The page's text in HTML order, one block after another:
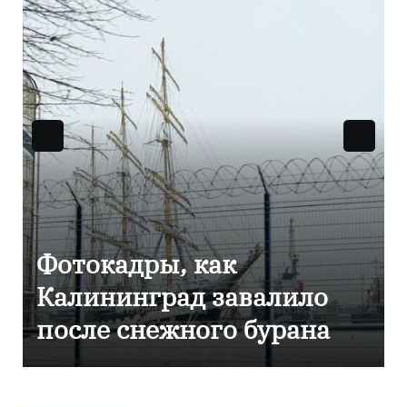
Фоторепортаж как в
Калининграде
эвакуировали ТЦ из-за
сообщения о